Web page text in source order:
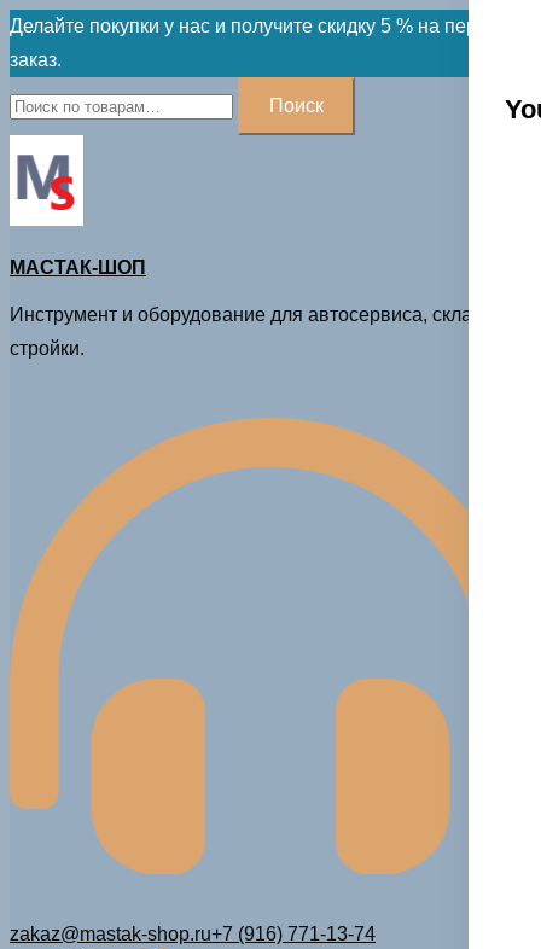
Skip
to
content
Делайте покупки у нас и получите скидку 5 % на первый
заказ.
Искать:
Поиск
МАСТАК-ШОП
Инструмент и оборудование для автосервиса, склада и
стройки.
zakaz@mastak-shop.ru+7 (916) 771-13-74